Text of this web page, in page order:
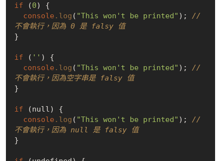
if (0) {
console .log ( "This won't be printed" ); //
不會執行，因為 0 是 falsy 值
}
if ( '' ) {
console .log ( "This won't be printed" ); //
不會執行，因為空字串是 falsy 值
}
if (null) {
console .log ( "This won't be printed" ); //
不會執行，因為 null 是 falsy 值
}